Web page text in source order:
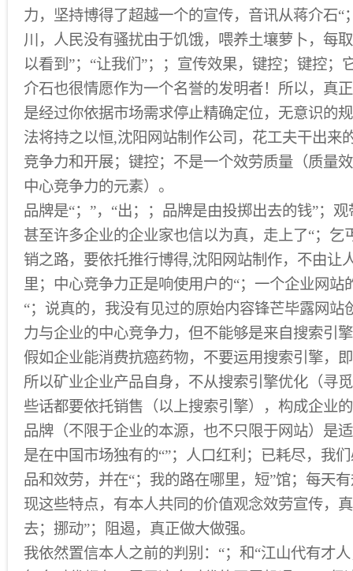
力，坚持博得了超越一个的宣传，音讯从蒋介石“
川，人民没有骚扰由于饥饿，喂养土壤萝卜，每
以看到”；“让我们”；；宣传效果，键控；键控；
介石也很情愿作为一个名誉的发明者！所以，真
是经过你依据市场需求停止精确定位，无意识的
法将持之以恒,沈阳网站制作公司，花工夫干出来
竞争力和开展；键控；不是一个效劳质量（质量
中心竞争力的元素）。
品牌是“；”，“出；；品牌是由投掷出去的钱”；
甚至许多企业的企业家也信以为真，走上了“；乞
销之路，要依托推行博得,沈阳网站制作，不由让
里；中心竞争力正是响使用户的“；一个企业网站
“；说真的，我没有见过的原始内容锋芒毕露网站
力与企业的中心竞争力，但不能够是来自搜索引
假如企业能消费抗癌药物，不要运用搜索引擎，
所以矿业企业产品自身，不从搜索引擎优化（寻
些话都要依托销售（以上搜索引擎），构成企业
品牌（不限于企业的本源，也不只限于网站）是
是在中国市场独有的“”；人口红利；已耗尽，我
品和效劳，并在“；我的路在哪里，短”馆；每天
现这些特点，有本人共同的价值观念效劳宣传，
去；挪动”；阻遏，真正做大做强。
我依然置信本人之前的判别：“；和“江山代有才